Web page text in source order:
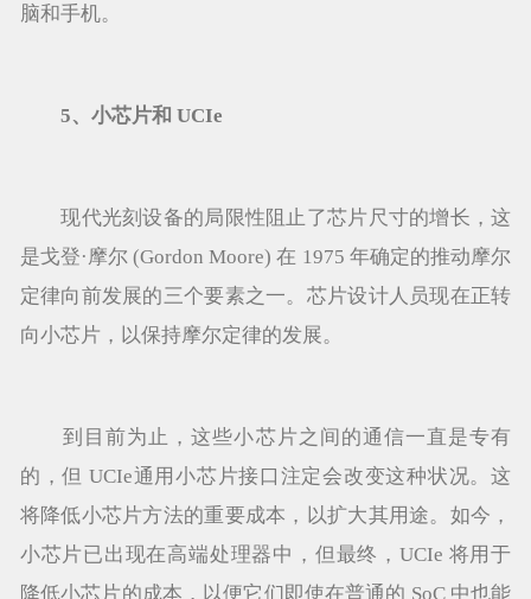
脑和手机。
5、小芯片和 UCIe
现代光刻设备的局限性阻止了芯片尺寸的增长，这
是戈登·摩尔 (Gordon Moore) 在 1975 年确定的推动摩尔
定律向前发展的三个要素之一。芯片设计人员现在正转
向小芯片，以保持摩尔定律的发展。
到目前为止，这些小芯片之间的通信一直是专有
的，但 UCIe通用小芯片接口注定会改变这种状况。这
将降低小芯片方法的重要成本，以扩大其用途。如今，
小芯片已出现在高端处理器中，但最终，UCIe 将用于
降低小芯片的成本，以便它们即使在普通的 SoC 中也能